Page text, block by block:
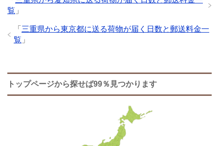
覧 」
「 三重県から東京都に送る荷物が届く日数と郵送料金一
覧 」
トップページから探せば99％見つかります